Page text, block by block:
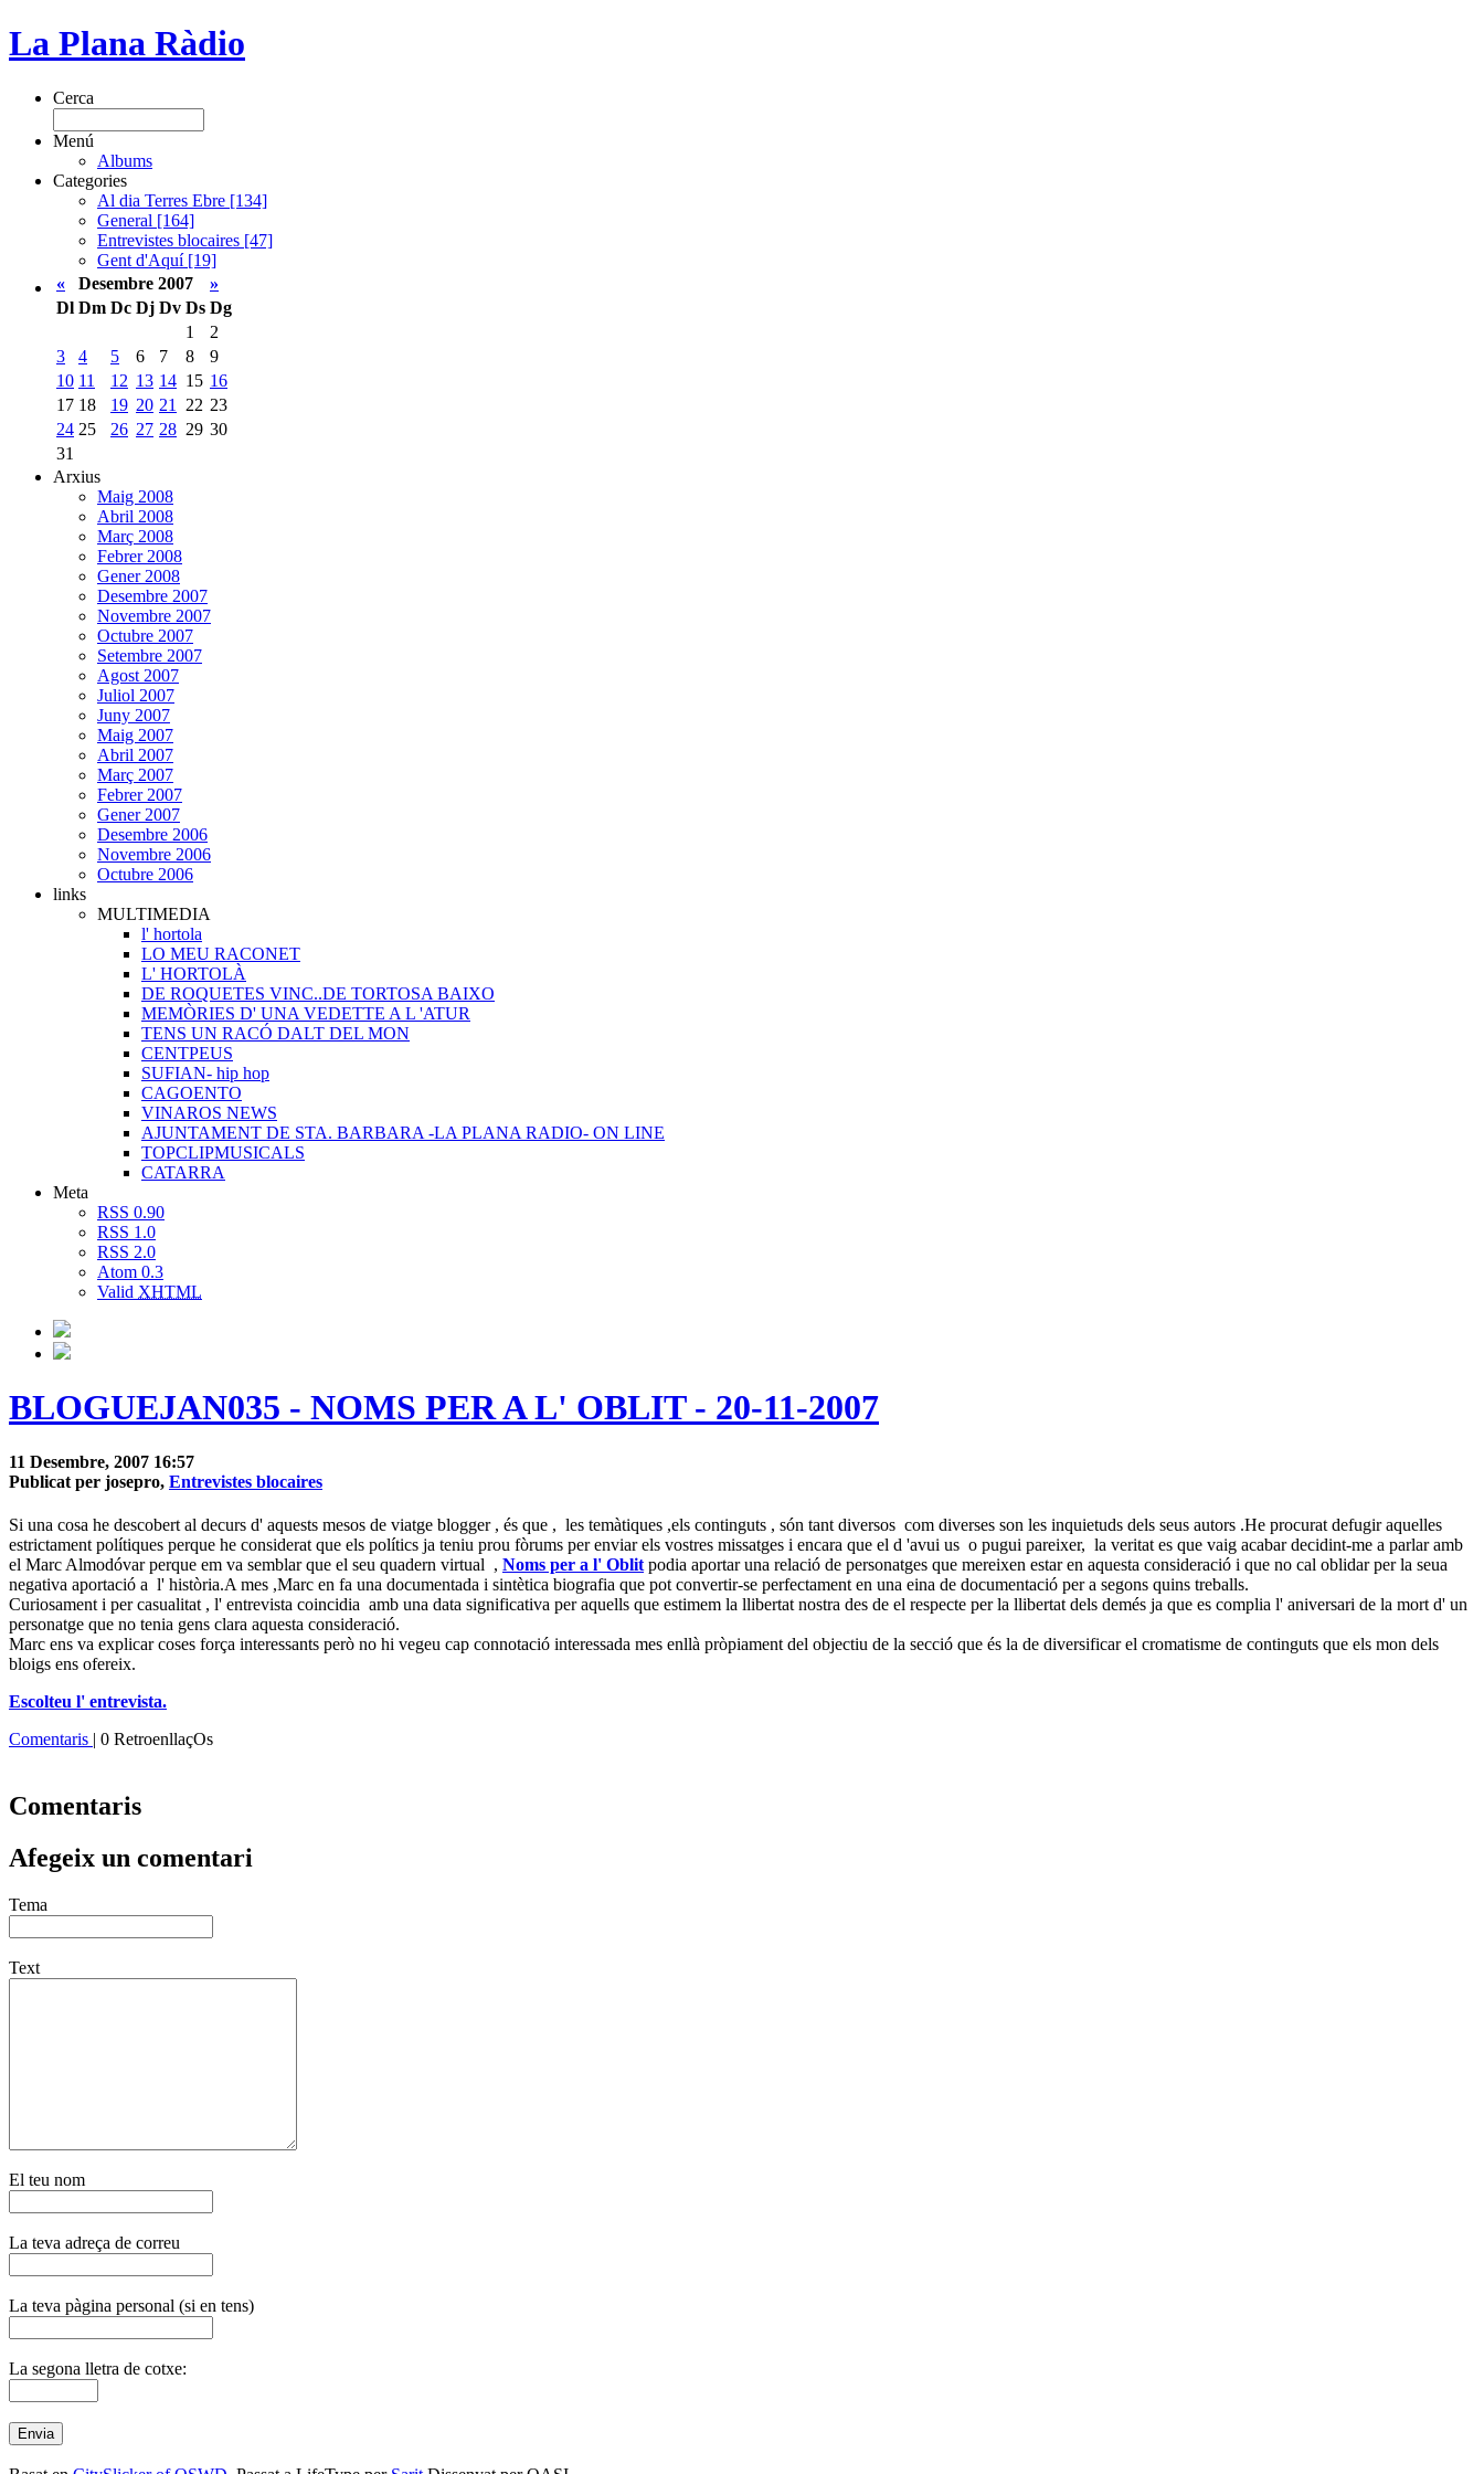
La Plana Ràdio
Cerca
Menú
Albums
Categories
Al dia Terres Ebre [134]
General [164]
Entrevistes blocaires [47]
Gent d'Aquí [19]
«
Desembre 2007
»
Dl Dm Dc Dj Dv Ds Dg
1
2
3
4 5 6 7 8
9
10 11 12 13 14 15 16
17 18 19 20 21 22 23
24 25 26 27 28 29 30
31
Arxius
Maig 2008
Abril 2008
Març 2008
Febrer 2008
Gener 2008
Desembre 2007
Novembre 2007
Octubre 2007
Setembre 2007
Agost 2007
Juliol 2007
Juny 2007
Maig 2007
Abril 2007
Març 2007
Febrer 2007
Gener 2007
Desembre 2006
Novembre 2006
Octubre 2006
links
MULTIMEDIA
l' hortola
LO MEU RACONET
L' HORTOLÀ
DE ROQUETES VINC..DE TORTOSA BAIXO
MEMÒRIES D' UNA VEDETTE A L 'ATUR
TENS UN RACÓ DALT DEL MON
CENTPEUS
SUFIAN- hip hop
CAGOENTO
VINAROS NEWS
AJUNTAMENT DE STA. BARBARA -LA PLANA RADIO- ON LINE
TOPCLIPMUSICALS
CATARRA
Meta
RSS 0.90
RSS 1.0
RSS 2.0
Atom 0.3
Valid XHTML
BLOGUEJAN035 - NOMS PER A L' OBLIT - 20-11-2007
11 Desembre, 2007 16:57
Publicat per josepro, Entrevistes blocaires
Si una cosa he descobert al decurs d' aquests mesos de viatge blogger , és que , les temàtiques ,els continguts , són tant diversos com diverses son les inquietuds dels seus autors .He procurat defugir aquelles
estrictament polítiques perque he considerat que els polítics ja teniu prou fòrums per enviar els vostres missatges i encara que el d 'avui us o pugui pareixer, la veritat es que vaig acabar decidint-me a parlar amb
el Marc Almodóvar perque em va semblar que el seu quadern virtual , Noms per a l' Oblit podia aportar una relació de personatges que mereixen estar en aquesta consideració i que no cal oblidar per la seua
negativa aportació a l' història.A mes ,Marc en fa una documentada i sintètica biografia que pot convertir-se perfectament en una eina de documentació per a segons quins treballs.
Curiosament i per casualitat , l' entrevista coincidia amb una data significativa per aquells que estimem la llibertat nostra des de el respecte per la llibertat dels demés ja que es complia l' aniversari de la mort d' un
personatge que no tenia gens clara aquesta consideració.
Marc ens va explicar coses força interessants però no hi vegeu cap connotació interessada mes enllà pròpiament del objectiu de la secció que és la de diversificar el cromatisme de continguts que els mon dels
bloigs ens ofereix.
Escolteu l' entrevista.
Comentaris | 0 RetroenllaçOs
Comentaris
Afegeix un comentari
Tema
Text
El teu nom
La teva adreça de correu
La teva pàgina personal (si en tens)
La segona lletra de cotxe: